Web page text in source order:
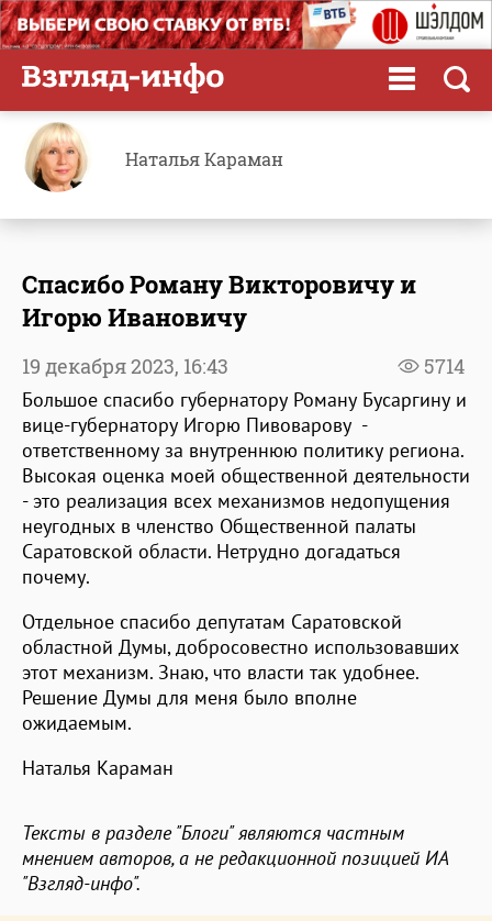
Наталья Караман
Спасибо Роману Викторовичу и
Игорю Ивановичу
5714
19 декабря 2023, 16:43
Большое спасибо губернатору Роману Бусаргину и
вице-губернатору Игорю Пивоварову -
ответственному за внутреннюю политику региона.
Высокая оценка моей общественной деятельности
- это реализация всех механизмов недопущения
неугодных в членство Общественной палаты
Саратовской области. Нетрудно догадаться
почему.
Отдельное спасибо депутатам Саратовской
областной Думы, добросовестно использовавших
этот механизм. Знаю, что власти так удобнее.
Решение Думы для меня было вполне
ожидаемым.
Наталья Караман
Тексты в разделе "Блоги" являются частным
мнением авторов, а не редакционной позицией ИА
"Взгляд-инфо".